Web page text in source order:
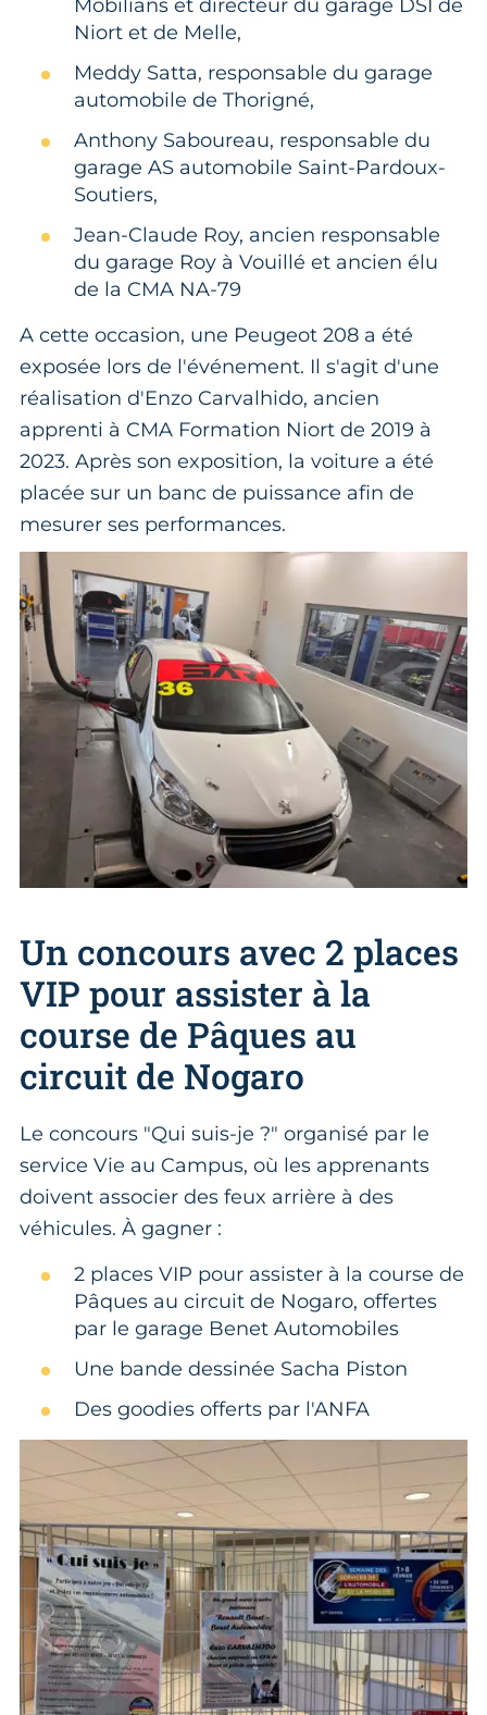
Mobilians et directeur du garage DSI de
Niort et de Melle,
Meddy Satta, responsable du garage
automobile de Thorigné,
Anthony Saboureau, responsable du
garage AS automobile Saint-Pardoux-
Soutiers,
Jean-Claude Roy, ancien responsable
du garage Roy à Vouillé et ancien élu
de la CMA NA-79
A cette occasion, une Peugeot 208 a été
exposée lors de l'événement. Il s'agit d'une
réalisation d'Enzo Carvalhido, ancien
apprenti à CMA Formation Niort de 2019 à
2023. Après son exposition, la voiture a été
placée sur un banc de puissance afin de
mesurer ses performances.
Un concours avec 2 places
VIP pour assister à la
course de Pâques au
circuit de Nogaro
Le concours "Qui suis-je ?" organisé par le
service Vie au Campus, où les apprenants
doivent associer des feux arrière à des
véhicules. À gagner :
2 places VIP pour assister à la course de
Pâques au circuit de Nogaro, offertes
par le garage Benet Automobiles
Une bande dessinée Sacha Piston
Des goodies offerts par l'ANFA